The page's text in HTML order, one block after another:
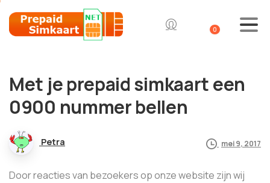
0
Met je prepaid simkaart een
0900 nummer bellen
Petra mei 9, 2017
Door reacties van bezoekers op onze website zijn wij